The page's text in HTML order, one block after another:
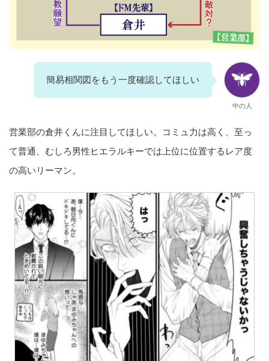
簡易相関図をもう一度確認してほしい
中の人
営業部の倉井くんに注目してほしい。コミュ力は高く、至っ
て普通、むしろ男性ヒエラルキーでは上位に位置するレア度
の高いリーマン。